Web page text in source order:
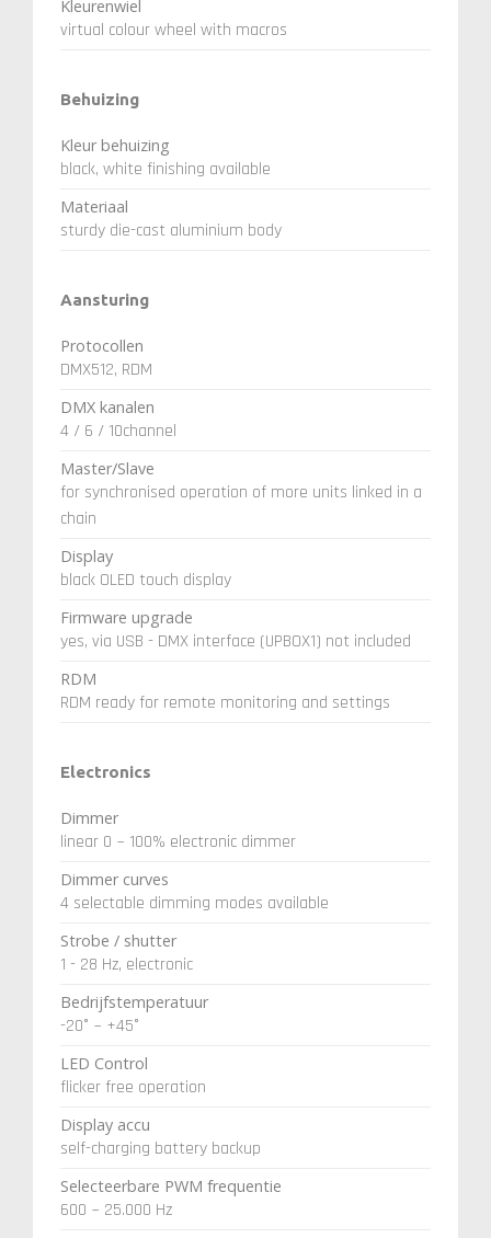
Kleurenwiel
virtual colour wheel with macros
Behuizing
Kleur behuizing
black, white finishing available
Materiaal
sturdy die-cast aluminium body
Aansturing
Protocollen
DMX512, RDM
DMX kanalen
4 / 6 / 10channel
Master/Slave
for synchronised operation of more units linked in a
chain
Display
black OLED touch display
Firmware upgrade
yes, via USB - DMX interface (UPBOX1) not included
RDM
RDM ready for remote monitoring and settings
Electronics
Dimmer
linear 0 ~ 100% electronic dimmer
Dimmer curves
4 selectable dimming modes available
Strobe / shutter
1 - 28 Hz, electronic
Bedrijfstemperatuur
-20° ~ +45°
LED Control
flicker free operation
Display accu
self-charging battery backup
Selecteerbare PWM frequentie
600 ~ 25.000 Hz